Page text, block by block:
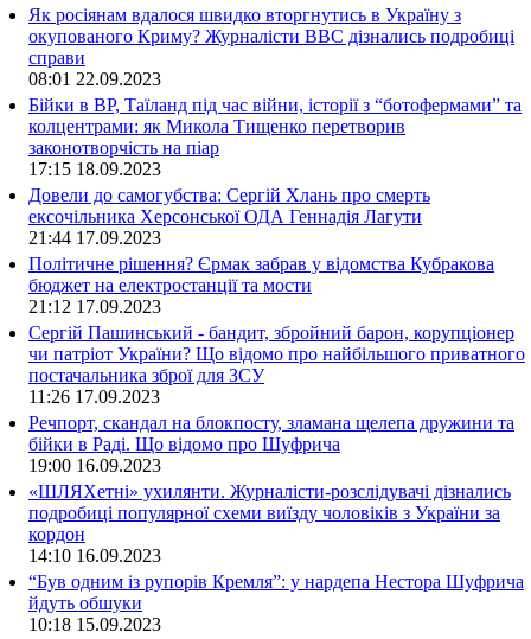
Як росіянам вдалося швидко вторгнутись в Україну з
окупованого Криму? Журналісти ВВС дізнались подробиці
справи
08:01 22.09.2023
Бійки в ВР, Таїланд під час війни, історії з “ботофермами” та
колцентрами: як Микола Тищенко перетворив
законотворчість на піар
17:15 18.09.2023
Довели до самогубства: Сергій Хлань про смерть
ексочільника Херсонської ОДА Геннадія Лагути
21:44 17.09.2023
Політичне рішення? Єрмак забрав у відомства Кубракова
бюджет на електростанції та мости
21:12 17.09.2023
Сергій Пашинський - бандит, збройний барон, корупціонер
чи патріот України? Що відомо про найбільшого приватного
постачальника зброї для ЗСУ
11:26 17.09.2023
Речпорт, скандал на блокпосту, зламана щелепа дружини та
бійки в Раді. Що відомо про Шуфрича
19:00 16.09.2023
«ШЛЯХетні» ухилянти. Журналісти-розслідувачі дізнались
подробиці популярної схеми виїзду чоловіків з України за
кордон
14:10 16.09.2023
“Був одним із рупорів Кремля”: у нардепа Нестора Шуфрича
йдуть обшуки
10:18 15.09.2023